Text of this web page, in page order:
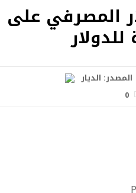
المصرفي على
المصدر: الديار
0